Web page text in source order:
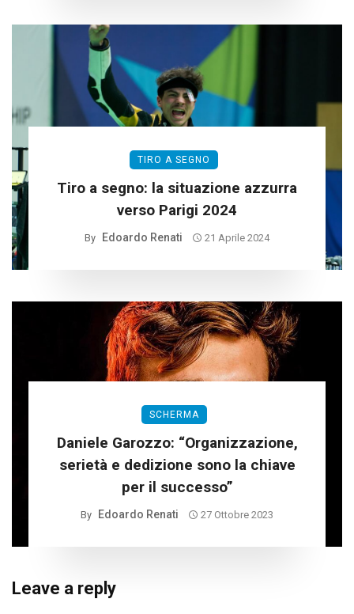
TIRO A SEGNO
Tiro a segno: la situazione azzurra
verso Parigi 2024
By Edoardo Renati 21 Aprile 2024
SCHERMA
Daniele Garozzo: “Organizzazione,
serietà e dedizione sono la chiave
per il successo”
By Edoardo Renati 27 Ottobre 2023
Leave a reply